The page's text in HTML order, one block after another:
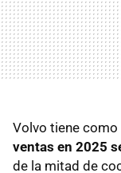
Volvo tiene
ventas en 2025
de la mitad de